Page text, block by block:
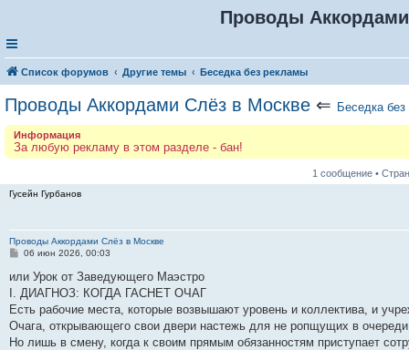
Проводы
Список форумов Другие темы Беседка без рекламы
Проводы Аккордами Слёз в Москве ⇐ Беседка
Информация
За любую рекламу в этом разделе - бан!
1 сообщение •
Гусейн Гурбанов
Проводы Аккордами Слёз в Москве
С
о
щ
е
и
е
06 июн 2026, 00:03
или Урок от Заведующего Маэстро
I. ДИАГНОЗ: КОГДА ГАСНЕТ ОЧАГ
Есть рабочие места, которые возвышают уровень и коллектива, и
Очага, открывающего свои двери настежь для не ропщущих в очереди
Но лишь в смену, когда к своим прямым обязанностям приступает